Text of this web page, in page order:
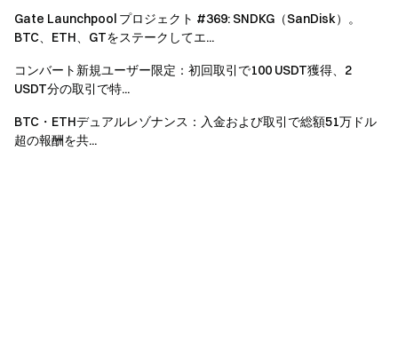
イベント2および3の報酬は、イベント終了後14営業日
以内にユーザーのアカウントへ配布されます。
報酬獲得には、レフェリーがリファラーの専用招待
コードを使用して登録する必要があります。
不正行為（大量アカウント登録、悪意のある取引、
自己取引、協調取引など）は厳禁です。同一の本人確
Gate Launchpool プロジェクト #369: SNDKG（SanDisk）。
BTC、ETH、GTをステークしてエ...
コンバート新規ユーザー限定：初回取引で100 USDT獲得、2
USDT分の取引で特...
BTC・ETHデュアルレゾナンス：入金および取引で総額51万ドル
超の報酬を共...